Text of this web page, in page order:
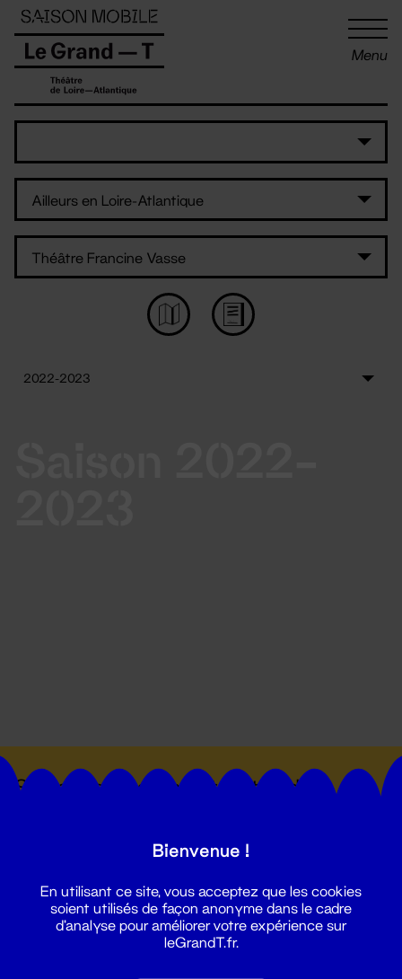
Menu
Suivez toutes les actualités du
Panneau de gestion des cookies
Bienvenue !
En utilisant ce site, vous acceptez que les cookies
soient utilisés de façon anonyme dans le cadre
d'analyse pour améliorer votre expérience sur
leGrandT.fr.